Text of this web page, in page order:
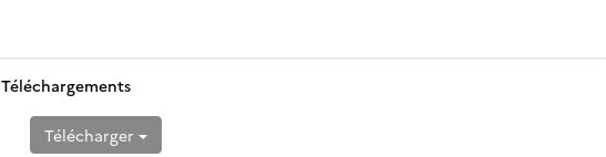
Téléchargements
Télécharger